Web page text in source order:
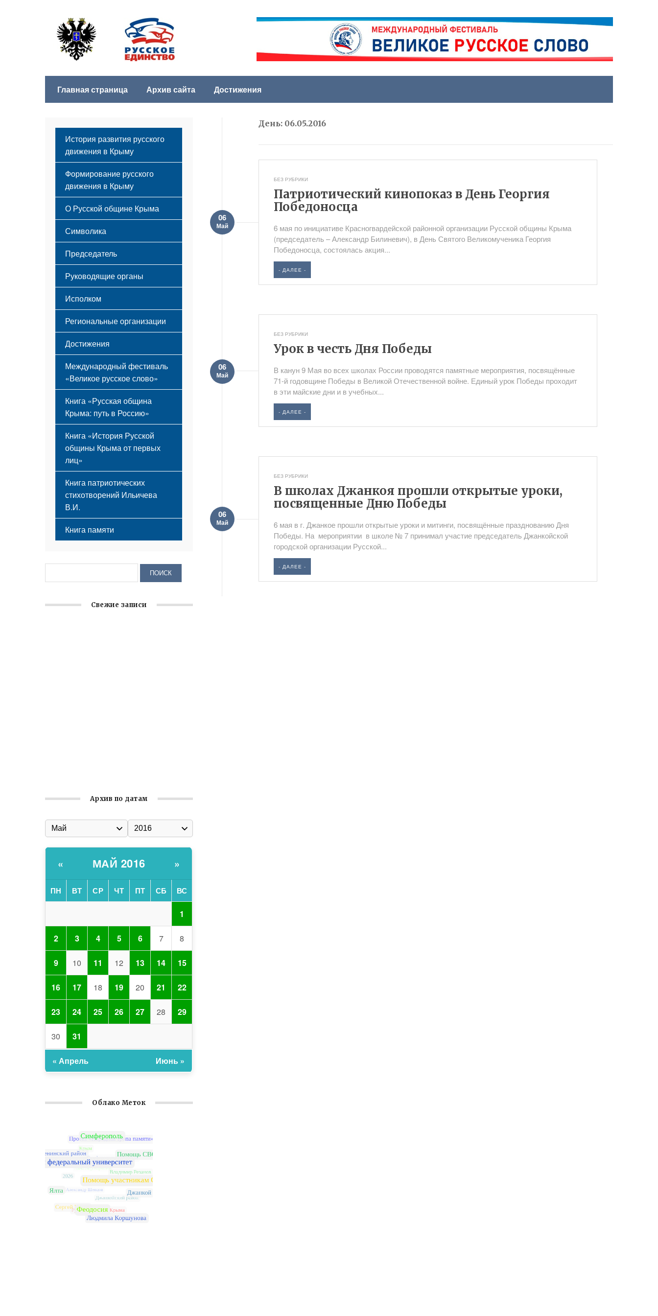
Главная страница Архив сайта Достижения
День: 06.05.2016
БЕЗ РУБРИКИ
Патриотический кинопоказ в День Георгия
Победоносца
06
Май
6 мая по инициативе Красногвардейской районной организации Русской общины Крыма
(председатель – Александр Билиневич), в День Святого Великомученика Георгия
Победоносца, состоялась акция...
- ДАЛЕЕ -
БЕЗ РУБРИКИ
Урок в честь Дня Победы
06
Май
В канун 9 Мая во всех школах России проводятся памятные мероприятия, посвящённые
71-й годовщине Победы в Великой Отечественной войне. Единый урок Победы проходит
в эти майские дни и в учебных...
- ДАЛЕЕ -
БЕЗ РУБРИКИ
В школах Джанкоя прошли открытые уроки,
посвященные Дню Победы
06
Май
6 мая в г. Джанкое прошли открытые уроки и митинги, посвящённые празднованию Дня
Победы. На мероприятии в школе № 7 принимал участие председатель Джанкойской
городской организации Русской...
- ДАЛЕЕ -
История развития русского
движения в Крыму
Формирование русского
движения в Крыму
Русский Крым
О Русской общине Крыма
Этапы становления
Принципы деятельности
Структура
Мероприятия
Символика
Флаг
Герб
Гимн
Председатель
Руководящие органы
Исполком
Региональные организации
Достижения
Международный фестиваль
«Великое русское слово»
Книга «Русская община
Крыма: путь в Россию»
Книга «История Русской
общины Крыма от первых
лиц»
Книга патриотических
стихотворений Ильичева
В.И.
Книга памяти
Свежие записи
Архив по датам
« МАЙ 2016 »
ПН ВТ СР ЧТ ПТ СБ ВС
1
2 3 4 5 6 7 8
9 10 11 12 13 14 15
16 17 18 19 20 21 22
23 24 25 26 27 28 29
30 31
« Апрель Июнь »
Облако Меток